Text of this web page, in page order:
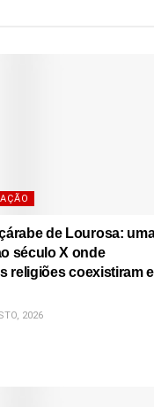
de Lourosa:
século X onde
religiões coexistiram
2026